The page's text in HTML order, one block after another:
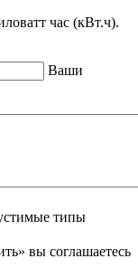
час (кВт.ч).
Ваши
типы
вы соглашаетесь